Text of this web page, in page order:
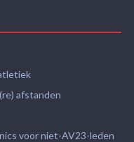
afstanden
voor niet-AV23-leden